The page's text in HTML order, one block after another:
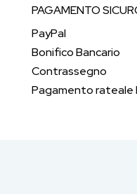
PAGAMENTO
PayPal
Bonifico Bancario
Contrassegno
Pagamento rateale